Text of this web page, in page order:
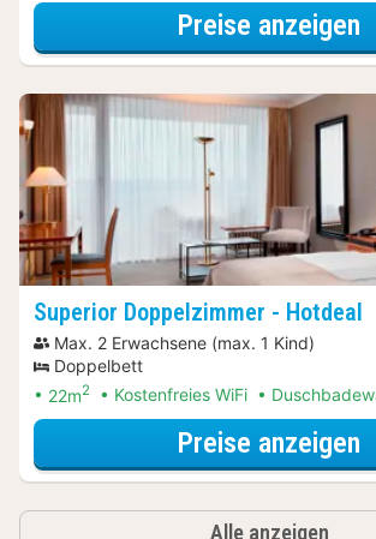
Preise anzeigen
Superior Doppelzimmer - Hotdeal
Max. 2 Erwachsene (max. 1 Kind)
Doppelbett
22m2 Kostenfreies WiFi
Preise anzeigen
Alle anzeigen